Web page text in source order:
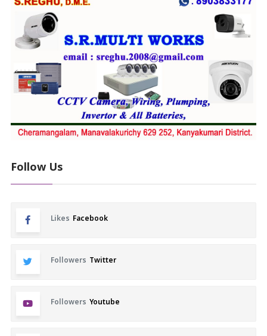
Follow Us
Likes Facebook
Followers Twitter
Followers Youtube